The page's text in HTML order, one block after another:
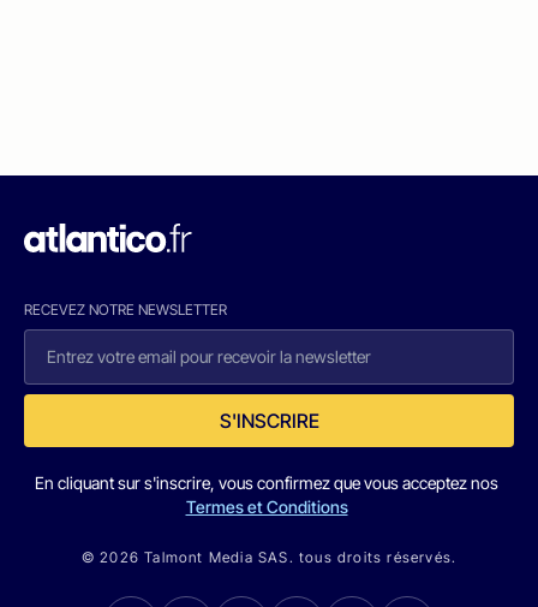
RECEVEZ NOTRE NEWSLETTER
S'INSCRIRE
En cliquant sur s'inscrire, vous confirmez que vous acceptez nos
Termes et Conditions
© 2026 Talmont Media SAS. tous droits réservés.